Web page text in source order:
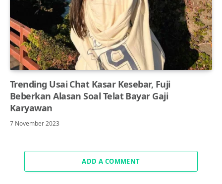
Trending Usai Chat Kasar Kesebar, Fuji
Beberkan Alasan Soal Telat Bayar Gaji
Karyawan
7 November 2023
ADD A COMMENT